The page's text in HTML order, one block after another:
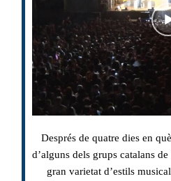
Després de quatre dies en
d’alguns dels grups catalans
gran varietat d’estils